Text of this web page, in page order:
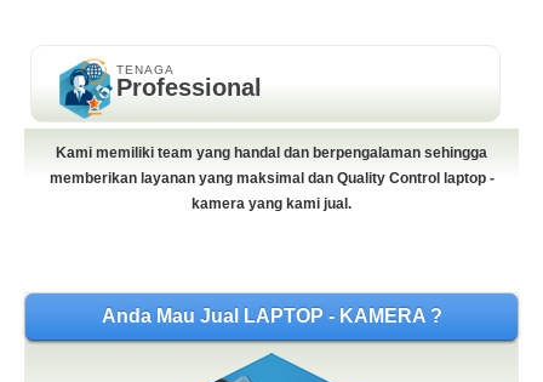
TENAGA
Professional
Kami memiliki team yang handal dan berpengalaman sehingga
memberikan layanan yang maksimal dan Quality Control laptop -
kamera yang kami jual.
Anda Mau Jual LAPTOP - KAMERA ?